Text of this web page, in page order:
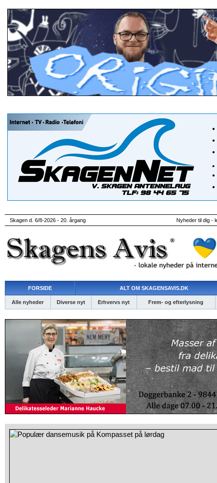
Skagen d. 6/8-2026 - 20. årgang Nyheder til dig -
FORSIDE ALT OM SKAGENSAVIS.DK
Alle nyheder Diverse nyt Erhvervs nyt Frem- og efterlysning